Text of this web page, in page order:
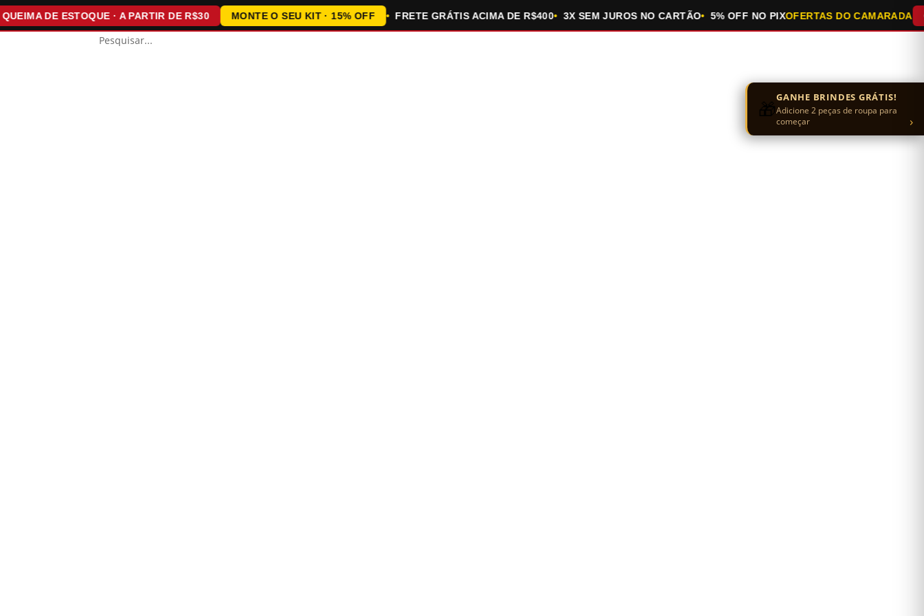
DE ESTOQUE · A PARTIR DE R$30 MONTE O SEU KIT · 15% OFF FRETE GRÁTIS ACIMA DE R$400 3X SEM JUROS NO CARTÃO 5% OFF NO PIXOFERTAS DO CAMARADA
🎁GANHE BRINDES GRÁTIS!
Adicione 2 peças de roupa para
começar
›